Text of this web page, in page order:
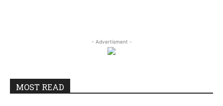
- Advertisment -
MOST READ